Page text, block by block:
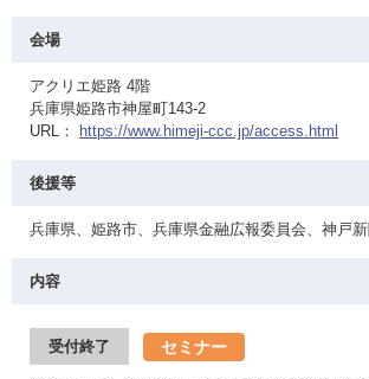
会場
アクリエ姫路 4階
兵庫県姫路市神屋町143-2
URL：
https://www.himeji-ccc.jp/access.html
後援等
兵庫県、姫路市、兵庫県金融広報委員会、神戸
内容
受付終了 セミナー